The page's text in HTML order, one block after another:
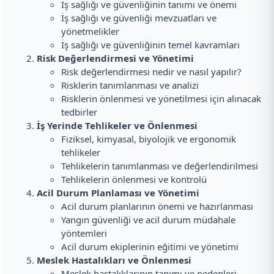
İş sağlığı ve güvenliğinin tanımı ve önemi
İş sağlığı ve güvenliği mevzuatları ve
yönetmelikler
İş sağlığı ve güvenliğinin temel kavramları
Risk Değerlendirmesi ve Yönetimi
Risk değerlendirmesi nedir ve nasıl yapılır?
Risklerin tanımlanması ve analizi
Risklerin önlenmesi ve yönetilmesi için alınacak
tedbirler
İş Yerinde Tehlikeler ve Önlenmesi
Fiziksel, kimyasal, biyolojik ve ergonomik
tehlikeler
Tehlikelerin tanımlanması ve değerlendirilmesi
Tehlikelerin önlenmesi ve kontrolü
Acil Durum Planlaması ve Yönetimi
Acil durum planlarının önemi ve hazırlanması
Yangın güvenliği ve acil durum müdahale
yöntemleri
Acil durum ekiplerinin eğitimi ve yönetimi
Meslek Hastalıkları ve Önlenmesi